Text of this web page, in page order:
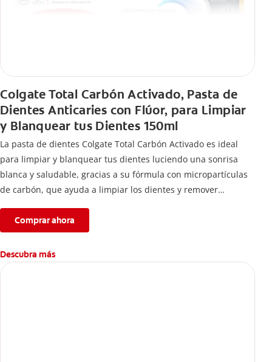
Colgate Total Carbón Activado, Pasta de
Dientes Anticaries con Flúor, para Limpiar
y Blanquear tus Dientes 150ml
La pasta de dientes Colgate Total Carbón Activado es ideal
para limpiar y blanquear tus dientes luciendo una sonrisa
blanca y saludable, gracias a su fórmula con micropartículas
de carbón, que ayuda a limpiar los dientes y remover
Comprar ahora
Descubra más